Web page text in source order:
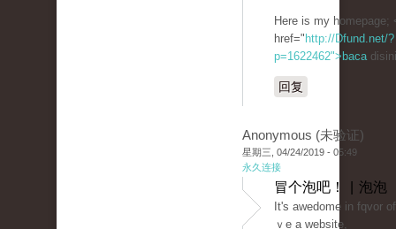
Here is my homepage;
href=" http://Dfund.net/?
p=1622462">baca
回复
Anonymous (未验证)
星期三, 04/24/2019 - 05:49
永久连接
冒个泡吧！ | 泡泡
Ιt's awеdome in fqvor
ｖe а website,